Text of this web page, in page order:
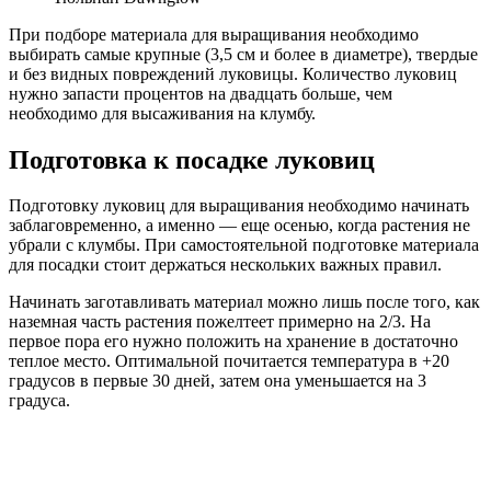
При подборе материала для выращивания необходимо
выбирать самые крупные (3,5 см и более в диаметре), твердые
и без видных повреждений луковицы. Количество луковиц
нужно запасти процентов на двадцать больше, чем
необходимо для высаживания на клумбу.
Подготовка к посадке луковиц
Подготовку луковиц для выращивания необходимо начинать
заблаговременно, а именно — еще осенью, когда растения не
убрали с клумбы. При самостоятельной подготовке материала
для посадки стоит держаться нескольких важных правил.
Начинать заготавливать материал можно лишь после того, как
наземная часть растения пожелтеет примерно на 2/3. На
первое пора его нужно положить на хранение в достаточно
теплое место. Оптимальной почитается температура в +20
градусов в первые 30 дней, затем она уменьшается на 3
градуса.